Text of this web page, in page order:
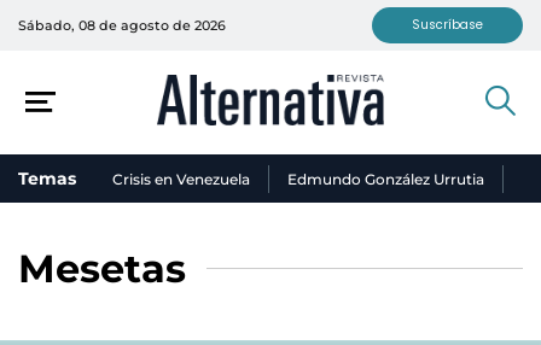
Sábado, 08 de agosto de 2026 Suscríbase
Temas Crisis en Venezuela Edmundo González Urrutia
Mesetas